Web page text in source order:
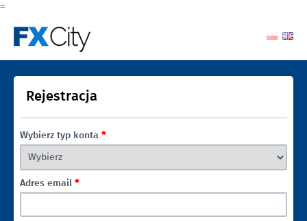
=
Rejestracja
Wybierz typ konta *
Adres email *